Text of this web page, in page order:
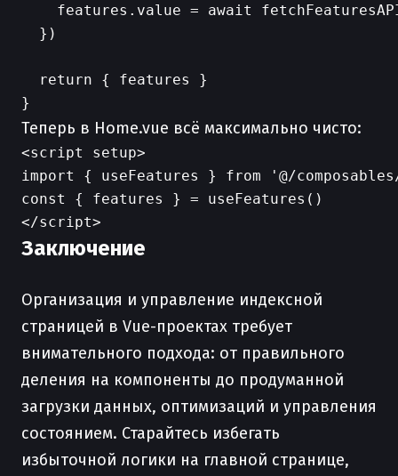
features.value = await
  })
  return { features }
Теперь в Home.vue всё максимально чисто:
<script setup>
import { useFeatures } from '@/
const { features } = useFeatures()
Заключение
Организация и управление индексной
страницей в Vue-проектах требует
внимательного подхода: от правильного
деления на компоненты до продуманной
загрузки данных, оптимизаций и управления
состоянием. Старайтесь избегать
избыточной логики на главной странице,